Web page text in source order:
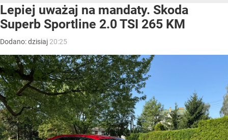
Lepiej uważaj na mandaty. Skoda
Superb Sportline 2.0 TSI 265 KM
Dodano:dzisiaj 20:25